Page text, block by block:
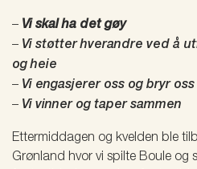
– Vi skal ha det gøy
– Vi støtter hverandre ved å
og heie
– Vi engasjerer oss og bryr
– Vi vinner og taper sammen
Ettermiddagen og kvelden ble
Grønland hvor vi spilte Boule og